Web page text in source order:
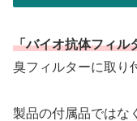
「バイオ抗体フィル
臭フィルターに取り
製品の付属品ではな